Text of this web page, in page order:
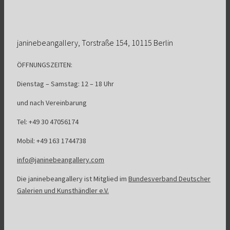
janinebeangallery, Torstraße 154, 10115 Berlin
ÖFFNUNGSZEITEN:
Dienstag – Samstag: 12 – 18 Uhr
und nach Vereinbarung
Tel: +49 30 47056174
Mobil: +49 163 1744738
info@janinebeangallery.com
Die janinebeangallery ist Mitglied im Bundesverband Deutscher
Galerien und Kunsthändler e.V.